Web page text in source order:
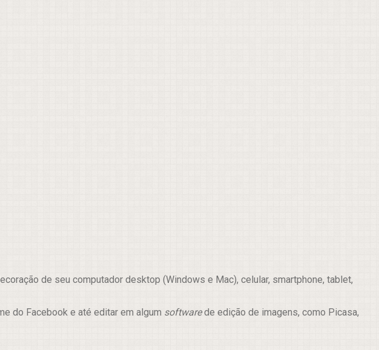
de seu computador desktop (Windows e Mac), celular, smartphone, tablet,
do Facebook e até editar em algum softwarede edição de imagens, como Picasa,